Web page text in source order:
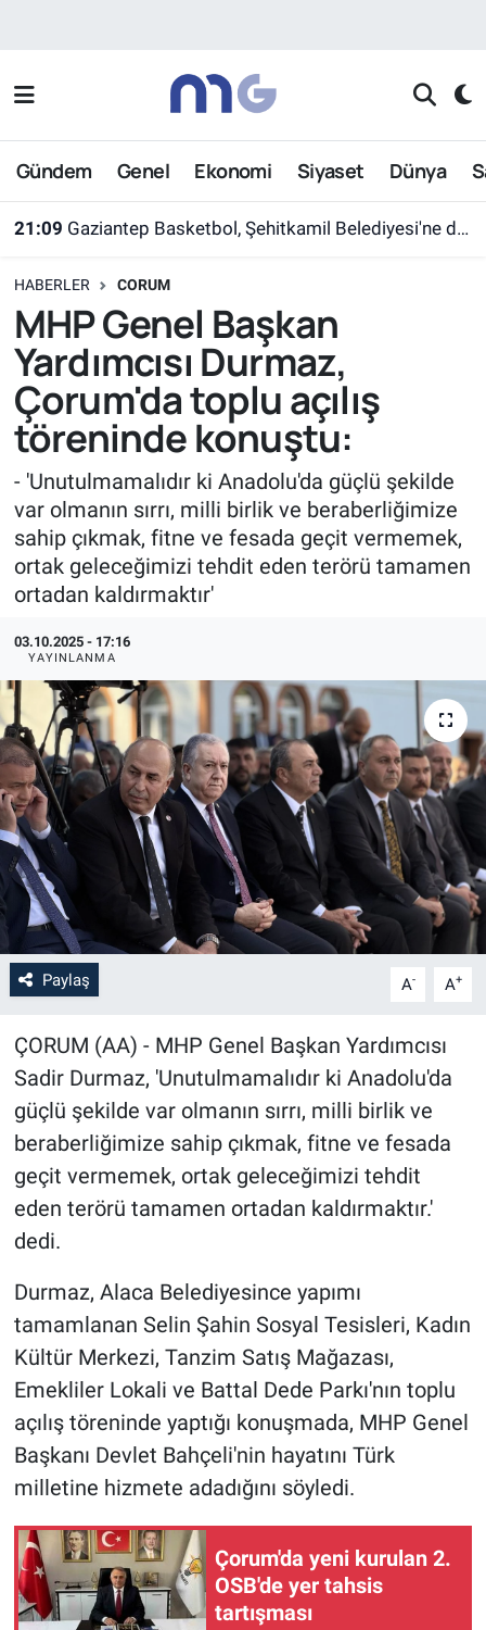
Gündem Genel Ekonomi Siyaset Dünya
21:09 Gaziantep Basketbol, Şehitkamil Belediyesi'ne devredildi
HABERLER CORUM
MHP Genel Başkan
Yardımcısı Durmaz,
Çorum'da toplu açılış
töreninde konuştu:
- 'Unutulmamalıdır ki Anadolu'da güçlü şekilde
var olmanın sırrı, milli birlik ve beraberliğimize
sahip çıkmak, fitne ve fesada geçit vermemek,
ortak geleceğimizi tehdit eden terörü tamamen
ortadan kaldırmaktır'
03.10.2025 - 17:16
YAYINLANMA
Paylaş A- A+
ÇORUM (AA) - MHP Genel Başkan Yardımcısı
Sadir Durmaz, 'Unutulmamalıdır ki Anadolu'da
güçlü şekilde var olmanın sırrı, milli birlik ve
beraberliğimize sahip çıkmak, fitne ve fesada
geçit vermemek, ortak geleceğimizi tehdit
eden terörü tamamen ortadan kaldırmaktır.'
dedi.
Durmaz, Alaca Belediyesince yapımı
tamamlanan Selin Şahin Sosyal Tesisleri, Kadın
Kültür Merkezi, Tanzim Satış Mağazası,
Emekliler Lokali ve Battal Dede Parkı'nın toplu
açılış töreninde yaptığı konuşmada, MHP Genel
Başkanı Devlet Bahçeli'nin hayatını Türk
milletine hizmete adadığını söyledi.
Çorum'da yeni kurulan 2.
OSB'de yer tahsis
tartışması
Nöbetçi Eczaneler
Hava Durumu
Süper Lig Puan Durumu ve Fikstür
Tüm Manşetler
Son Dakika Haberleri
Haber Arşivi